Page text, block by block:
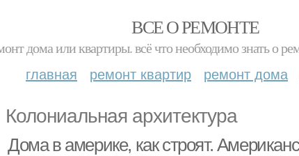
ВСЕ О РЕМОНТЕ
дома или квартиры. всё что необходимо знать о
главная ремонт квартир ремонт дома
Колониальная архитектура
Дома в америке, как строят.